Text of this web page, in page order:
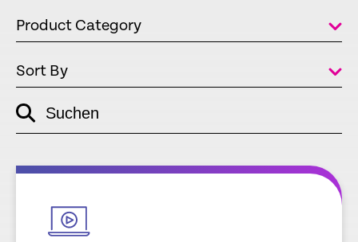
Product Category
Sort By
empty
link
Suchen
empty